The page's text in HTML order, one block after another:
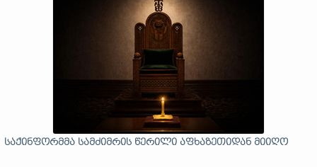
საქინფორმმა სამძიმრის წერილი აფხაზეთიდან მიიღო